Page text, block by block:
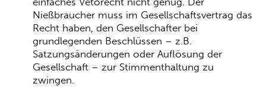
Nießbraucher muss im Gesellschaftsvertrag das
Recht haben, den Gesellschafter bei
grundlegenden Beschlüssen – z.B.
Satzungsänderungen oder Auflösung der
Gesellschaft – zur Stimmenthaltung zu
zwingen.